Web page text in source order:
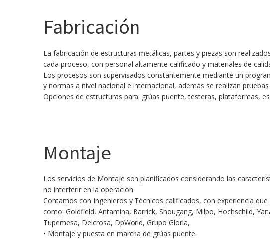
Fabricación
La fabricación de estructuras metálicas, partes y piezas son
cada proceso, con personal altamente calificado y materiales de
Los procesos son supervisados constantemente mediante un
y normas a nivel nacional e internacional, además se realizan
Opciones de estructuras para: grúas puente, testeras, plataformas,
Montaje
Los servicios de Montaje son planificados considerando las
no interferir en la operación.
Contamos con Ingenieros y Técnicos calificados, con experiencia
como: Goldfield, Antamina, Barrick, Shougang, Milpo, Hochschild,
Tupemesa, Delcrosa, DpWorld, Grupo Gloria,
• Montaje y puesta en marcha de grúas puente.